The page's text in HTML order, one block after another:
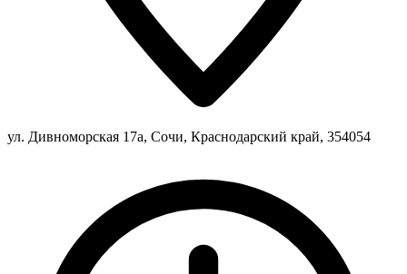
ул. Дивноморская 17а, Сочи, Краснодарский край, 354054